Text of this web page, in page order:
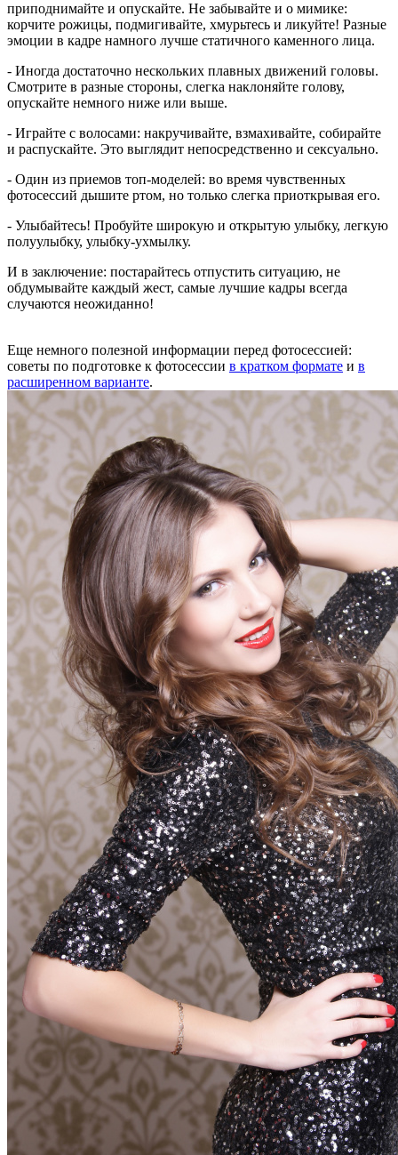
приподнимайте и опускайте. Не забывайте и о мимике:
корчите рожицы, подмигивайте, хмурьтесь и ликуйте! Разные
эмоции в кадре намного лучше статичного каменного лица.
- Иногда достаточно нескольких плавных движений головы.
Смотрите в разные стороны, слегка наклоняйте голову,
опускайте немного ниже или выше.
- Играйте с волосами: накручивайте, взмахивайте, собирайте
и распускайте. Это выглядит непосредственно и сексуально.
- Один из приемов топ-моделей: во время чувственных
фотосессий дышите ртом, но только слегка приоткрывая его.
- Улыбайтесь! Пробуйте широкую и открытую улыбку, легкую
полуулыбку, улыбку-ухмылку.
И в заключение: постарайтесь отпустить ситуацию, не
обдумывайте каждый жест, самые лучшие кадры всегда
случаются неожиданно!
Еще немного полезной информации перед фотосессией:
советы по подготовке к фотосессии в кратком формате и в
расширенном варианте.